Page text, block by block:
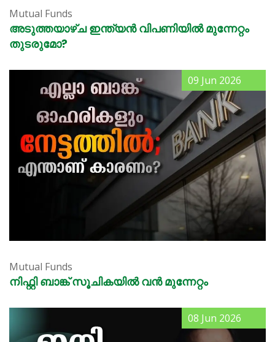
Mutual Funds
അടുത്തയാഴ്ച ഇന്ത്യൻ വിപണിയിൽ മുന്നേറ്റം
തുടരുമോ?
Mutual Funds
നിഫ്റ്റി ബാങ്ക് സൂചികയിൽ വൻ മുന്നേറ്റം
09 Jun 2026
08 Jun 2026